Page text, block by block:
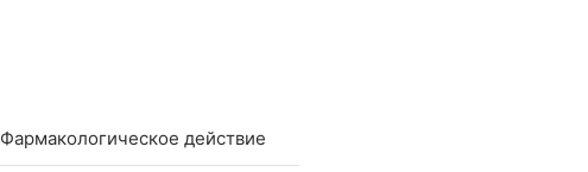
Фармакологическое действие